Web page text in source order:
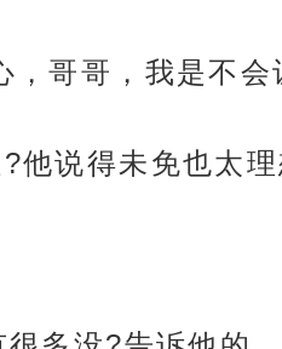
，哥哥，我是不会
他说得未免也太理